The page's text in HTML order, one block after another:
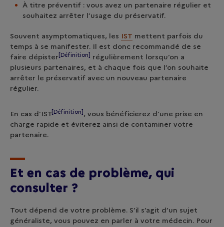
À titre préventif : vous avez un partenaire régulier et
souhaitez arrêter l’usage du préservatif.
Souvent asymptomatiques, les IST mettent parfois du
temps à se manifester. Il est donc recommandé de se
faire dépister [Définition] régulièrement lorsqu’on a
plusieurs partenaires, et à chaque fois que l’on souhaite
arrêter le préservatif avec un nouveau partenaire
régulier.
En cas d’IST[Définition] , vous bénéficierez d’une prise en
charge rapide et éviterez ainsi de contaminer votre
partenaire.
Et en cas de problème, qui
consulter ?
Tout dépend de votre problème. S’il s’agit d’un sujet
généraliste, vous pouvez en parler à votre médecin. Pour